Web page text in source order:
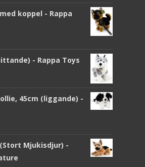
koppel - Rappa
- Rappa Toys
45cm (liggande) -
Mjukisdjur) -